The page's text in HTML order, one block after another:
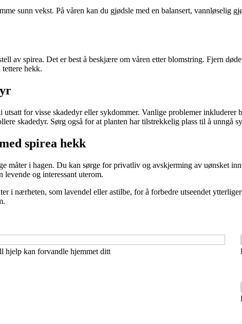
sunn vekst. På våren kan du gjødsle med en balansert,
av spirea. Det er best å beskjære om våren etter blomstring. Fjern
hekk.
utsatt for visse skadedyr eller sykdommer. Vanlige problemer
skadedyr. Sørg også for at planten har tilstrekkelig plass til å unngå
spirea hekk
måter i hagen. Du kan sørge for privatliv og avskjerming av uønsket
levende og interessant uterom.
i nærheten, som lavendel eller astilbe, for å forbedre utseendet
hjelp kan forvandle hjemmet ditt